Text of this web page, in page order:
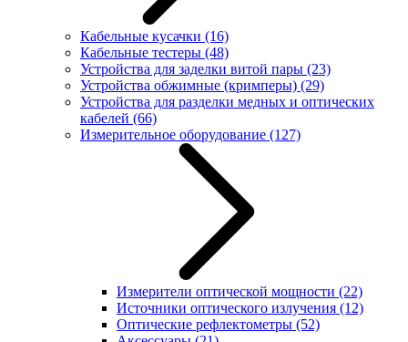
Кабельные кусачки (16)
Кабельные тестеры (48)
Устройства для заделки витой пары (23)
Устройства обжимные (кримперы) (29)
Устройства для разделки медных и оптических
кабелей (66)
Измерительное оборудование (127)
Измерители оптической мощности (22)
Источники оптического излучения (12)
Оптические рефлектометры (52)